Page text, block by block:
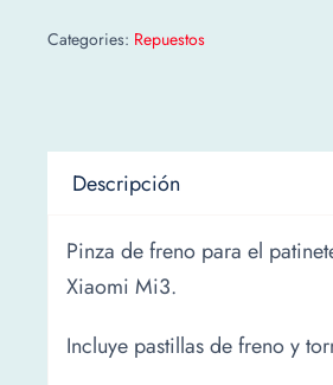
Categories: Repuestos
Descripción
Pinza de freno para el
Xiaomi Mi3.
Incluye pastillas de freno y